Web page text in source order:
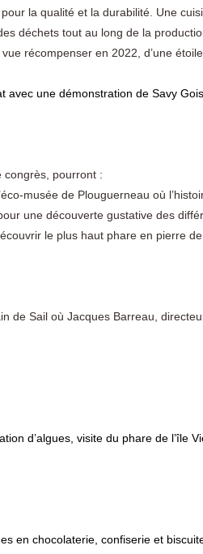
la qualité et la durabilité. Une
déchets tout au long de la
récompenser en 2022, d’une
avec une démonstration de Savy
congrès, pourront :
musée de Plouguerneau où
une découverte gustative des
le plus haut phare en pierre de
de Sail où Jacques Barreau,
d’algues, visite du phare de l’île
en chocolaterie, confiserie et